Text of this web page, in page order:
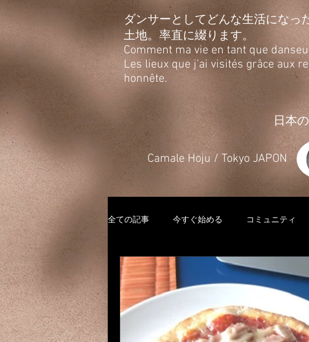
ダンサーとしてどんな生活になっ
土地。率直に綴ります。
Comment ma vie en tant que
Les lieux que j’ai visités grâce aux
honnête.
日本
​Camale Hoju / Tokyo JAPON
全ての記事 今すぐ始める コミュニティ